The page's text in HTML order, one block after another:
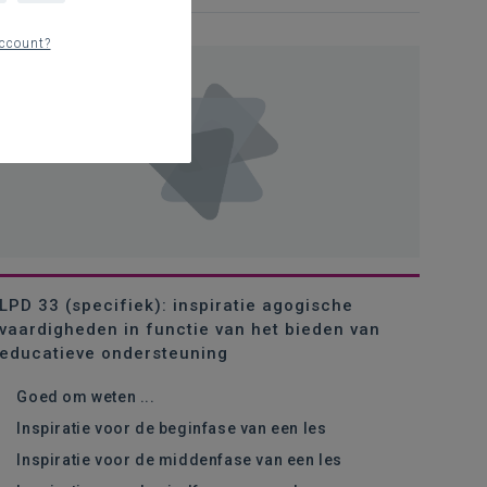
LPD 33 (specifiek): inspiratie agogische
vaardigheden in functie van het bieden van
educatieve ondersteuning
Goed om weten ...
Inspiratie voor de beginfase van een les
Inspiratie voor de middenfase van een les